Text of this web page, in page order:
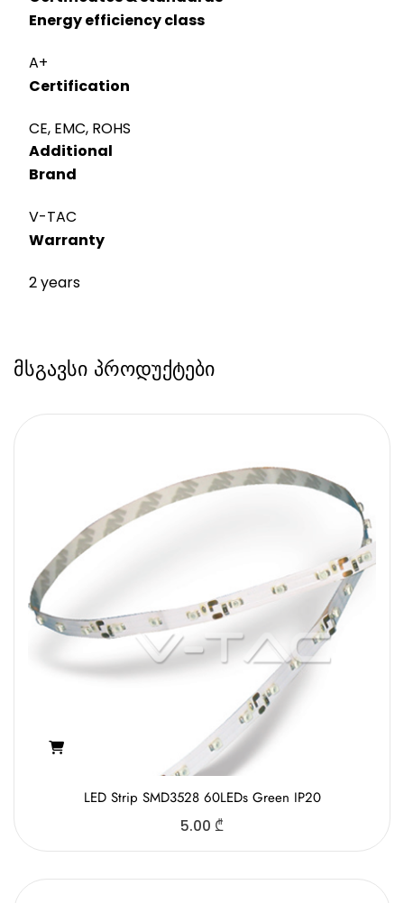
Energy efficiency class
A+
Certification
CE, EMC, ROHS
Additional
Brand
V-TAC
Warranty
2 years
მსგავსი პროდუქტები
LED Strip SMD3528 60LEDs Green IP20
5.00 ₾